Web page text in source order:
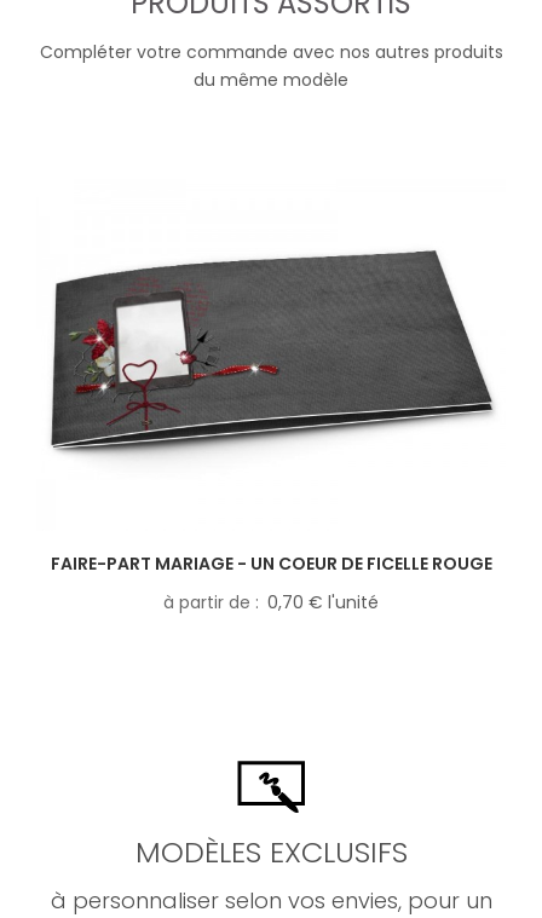
Compléter votre commande avec nos autres produits
du même modèle
FAIRE-PART MARIAGE - UN COEUR DE FICELLE ROUGE
à partir de
0,70 € l'unité
MODÈLES EXCLUSIFS
à personnaliser selon vos envies, pour un